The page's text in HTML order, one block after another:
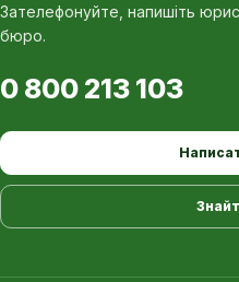
Зателефонуйте, напишіть
бюро.
0 800 213 103